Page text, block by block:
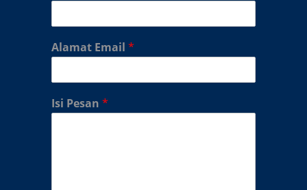
Alamat Email *
Isi Pesan *